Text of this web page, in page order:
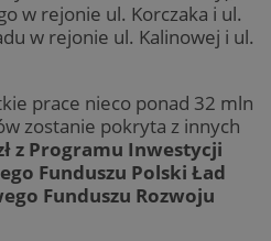
w rejonie ul. Korczaka i ul.
w rejonie ul. Kalinowej i ul.
prace nieco ponad 32 mln
zostanie pokryta z innych
z Programu Inwestycji
Funduszu Polski Ład
Funduszu Rozwoju